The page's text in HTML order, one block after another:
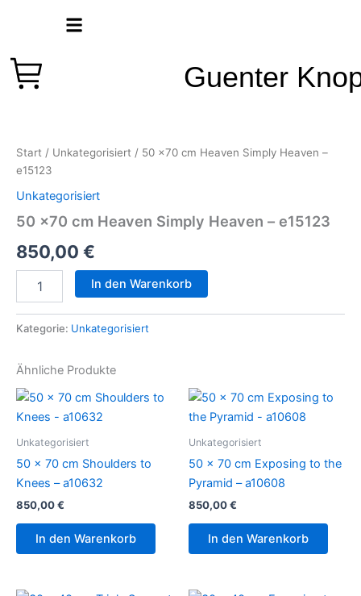
Guenter
Start / Unkategorisiert / 50 x70 cm Heaven Simply Heaven –
e15123
Unkategorisiert
50 x70 cm Heaven Simply Heaven – e15123
850,00 €
Heaven
Simply
Heaven
-
e15123
In den Warenkorb
Kategorie: Unkategorisiert
Ähnliche Produkte
Unkategorisiert
50 x 70 cm Shoulders to
Knees – a10632
850,00€
In den Warenkorb
Unkategorisiert
50 x 70 cm Exposing to the
Pyramid – a10608
850,00€
In den Warenkorb